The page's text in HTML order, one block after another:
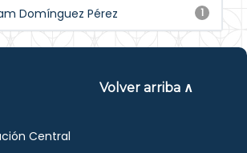
1
Domínguez Pérez
Volver arriba ∧
Central